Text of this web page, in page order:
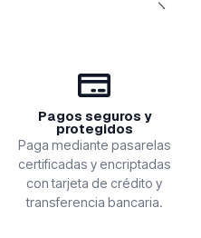
Pagos seguros y
protegidos
Paga mediante pasarelas
certificadas y encriptadas
con tarjeta de crédito y
transferencia bancaria.